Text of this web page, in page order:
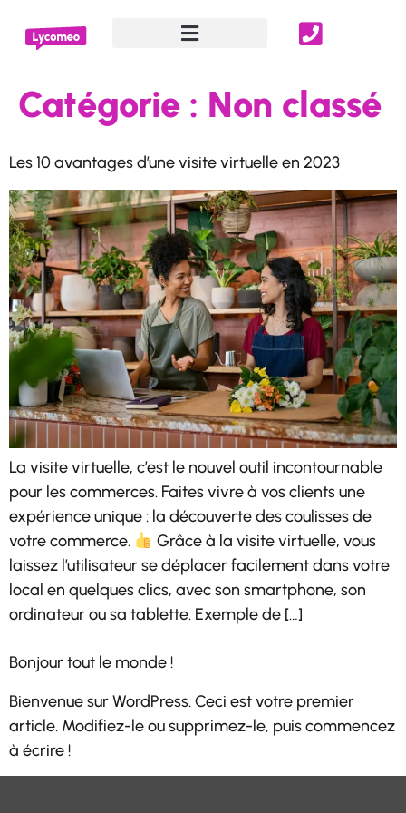
Catégorie : Non classé
Les 10 avantages d’une visite virtuelle en 2023
La visite virtuelle, c’est le nouvel outil incontournable
pour les commerces. Faites vivre à vos clients une
expérience unique : la découverte des coulisses de
votre commerce.
Grâce à la visite virtuelle, vous
laissez l’utilisateur se déplacer facilement dans votre
local en quelques clics, avec son smartphone, son
ordinateur ou sa tablette. Exemple de […]
Bonjour tout le monde !
Bienvenue sur WordPress. Ceci est votre premier
article. Modifiez-le ou supprimez-le, puis commencez
à écrire !